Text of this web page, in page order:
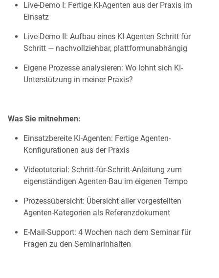
Live-Demo I: Fertige KI-Agenten aus der Praxis im
Einsatz
Live-Demo II: Aufbau eines KI-Agenten Schritt für
Schritt — nachvollziehbar, plattformunabhängig
Eigene Prozesse analysieren: Wo lohnt sich KI-
Unterstützung in meiner Praxis?
Was Sie mitnehmen:
Einsatzbereite KI-Agenten: Fertige Agenten-
Konfigurationen aus der Praxis
Videotutorial: Schritt-für-Schritt-Anleitung zum
eigenständigen Agenten-Bau im eigenen Tempo
Prozessübersicht: Übersicht aller vorgestellten
Agenten-Kategorien als Referenzdokument
E-Mail-Support: 4 Wochen nach dem Seminar für
Fragen zu den Seminarinhalten